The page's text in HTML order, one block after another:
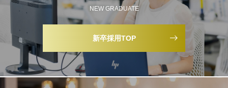
NEW GRADUATE
新卒採用TOP